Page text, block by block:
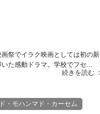
祭でイラク映画としては初の新
た感動ドラマ。学校でフセ...
続きを読む
・モハンマド・カーセム